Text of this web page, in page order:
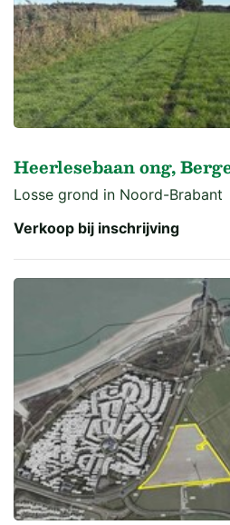
Heerlesebaan ong,
Losse grond in Noord-Brabant
Verkoop bij inschrijving